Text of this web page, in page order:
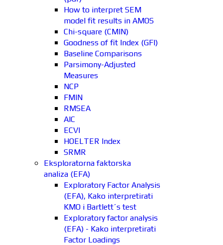
How to interpret SEM
model fit results in AMOS
Chi-square (CMIN)
Goodness of fit Index (GFI)
Baseline Comparisons
Parsimony-Adjusted
Measures
NCP
FMIN
RMSEA
AIC
ECVI
HOELTER Index
SRMR
Eksploratorna faktorska
analiza (EFA)
Exploratory Factor Analysis
(EFA), Kako interpretirati
KMO i Bartlett´s test
Exploratory factor analysis
(EFA) - Kako interpretirati
Factor Loadings